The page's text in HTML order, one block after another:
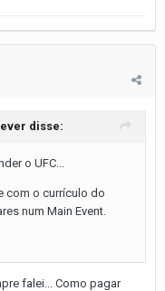
disse:
o UFC...
com o currículo do
num Main Event.
falei... Como pagar